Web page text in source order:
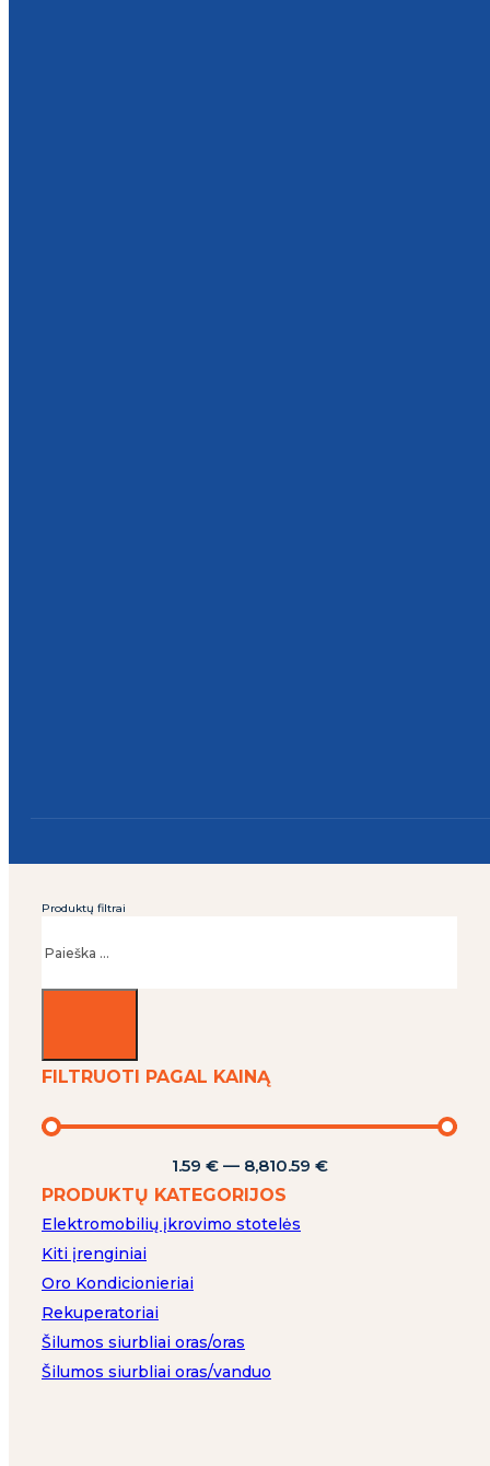
Produktų filtrai
FILTRUOTI PAGAL KAINĄ
1.59 €— 8,810.59 €
PRODUKTŲ KATEGORIJOS
Elektromobilių įkrovimo stotelės
Kiti įrenginiai
Oro Kondicionieriai
Rekuperatoriai
Šilumos siurbliai oras/oras
Šilumos siurbliai oras/vanduo